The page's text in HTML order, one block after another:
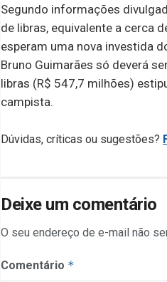
Segundo informações
de libras, equivalente a cerca
esperam uma nova investida
Bruno Guimarães só deverá
libras (R$ 547,7 milhões)
campista.
Dúvidas, críticas ou sugestões?
Deixe um comentário
O seu endereço de e-mail não
Comentário *